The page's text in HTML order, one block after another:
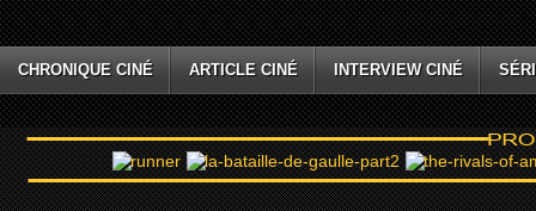
CHRONIQUE CINÉ ARTICLE CINÉ INTERVIEW CINÉ